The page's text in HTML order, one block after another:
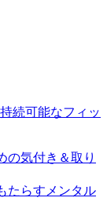
続可能なフィッ
の気付き＆取り
たらすメンタル